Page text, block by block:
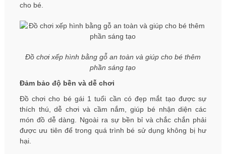
cho bé.
Đồ chơi xếp hình bằng gỗ an toàn và giúp cho bé thêm
phần sáng tạo
Đảm bảo độ bền và dễ chơi
Đồ chơi cho bé gái 1 tuổi cần có đẹp mắt tạo được sự
thích thú, dễ chơi và cầm nắm, giúp bé nhận diện các
món đồ dễ dàng. Ngoài ra sự bền bỉ và chắc chắn phải
được ưu tiên để trong quá trình bé sử dụng không bị hư
hại.